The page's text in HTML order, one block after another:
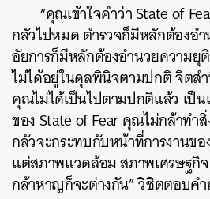
“คุณเข้าใจคำว่า State of
กลัวไปหมด ตำรวจก็มีหลักต้องอ
อัยการก็มีหลักต้องอำนวยความยุ
ไม่ได้อยู่ในดุลพินิจตามปกติ จิตส
คุณไม่ได้เป็นไปตามปกติแล้ว เป็
ของ State of Fear คุณไม่กล้าทำ
กลัวจะกระทบกับหน้าที่การงานข
แต่สภาพแวดล้อม สภาพเศรษฐกิ
กล้าหาญก็จะต่างกัน” วิชิตตอบคำ